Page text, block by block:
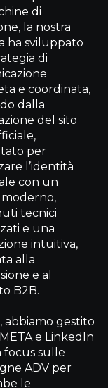
di
la nostra
ha sviluppato
di
e coordinata,
dalla
del sito
per
l’identità
con un
tecnici
e una
intuitiva,
alla
e al
B2B.
abbiamo gestito
e LinkedIn
focus sulle
ADV per
le